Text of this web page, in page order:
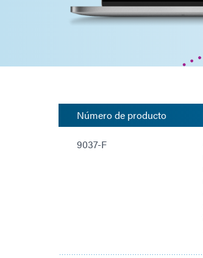
Número de producto
9037-F